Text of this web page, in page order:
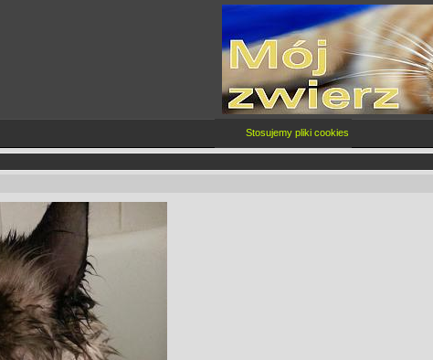
Stosujemy pliki cookieswięcej...